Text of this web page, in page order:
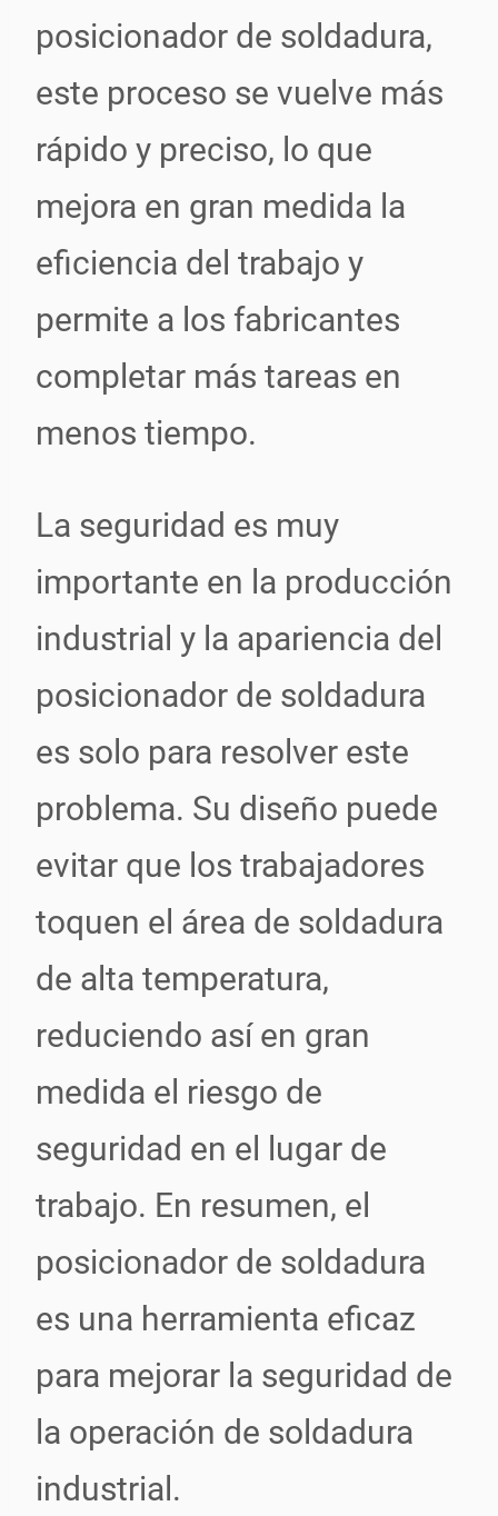
posicionador de soldadura,
este proceso se vuelve más
rápido y preciso, lo que
mejora en gran medida la
eficiencia del trabajo y
permite a los fabricantes
completar más tareas en
menos tiempo.
La seguridad es muy
importante en la producción
industrial y la apariencia del
posicionador de soldadura
es solo para resolver este
problema. Su diseño puede
evitar que los trabajadores
toquen el área de soldadura
de alta temperatura,
reduciendo así en gran
medida el riesgo de
seguridad en el lugar de
trabajo. En resumen, el
posicionador de soldadura
es una herramienta eficaz
para mejorar la seguridad de
la operación de soldadura
industrial.